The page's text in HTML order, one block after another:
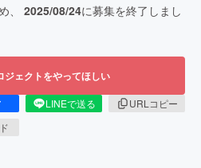
、 2025/08/24に募集を終了しまし
ジェクトをやってほしい
LINEで送る
URLコピー